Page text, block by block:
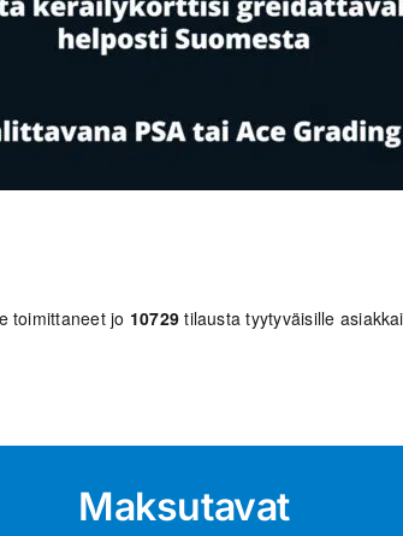
toimittaneet jo 10729 tilausta tyytyväisille
Maksutavat